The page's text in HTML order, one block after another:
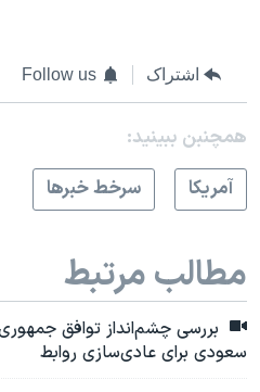
اشتراک Follow us
همچنبن ببینید:
آمريکا
سرخط خبرها
مطالب مرتبط
بررسی چشم‌انداز توافق
سعودی برای عادی‌سازی روابط